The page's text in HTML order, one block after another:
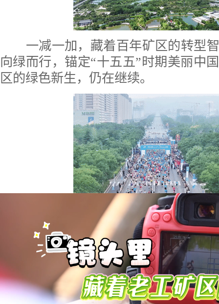
一减一加，藏着百年矿区的转型智
向绿而行，锚定“十五五”时期美丽中
区的绿色新生，仍在继续。